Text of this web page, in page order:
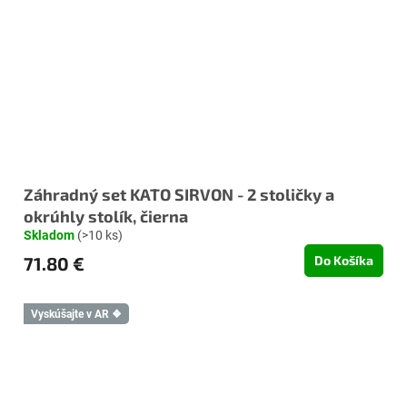
Záhradný set KATO SIRVON - 2 stoličky a
okrúhly stolík, čierna
Skladom (>10 ks)
71.80 € Do Košíka
Vyskúšajte v AR ❖